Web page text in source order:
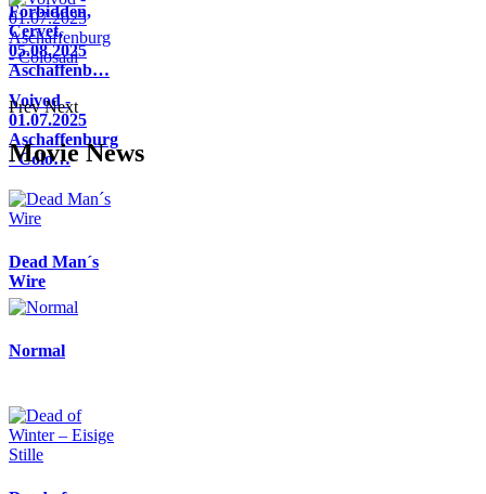
Forbidden,
Cervet,
05.08.2025
Aschaffenb…
Voivod -
01.07.2025
Aschaffenburg
- Colo…
Prev Next
Movie News
Dead Man´s
Wire
Normal